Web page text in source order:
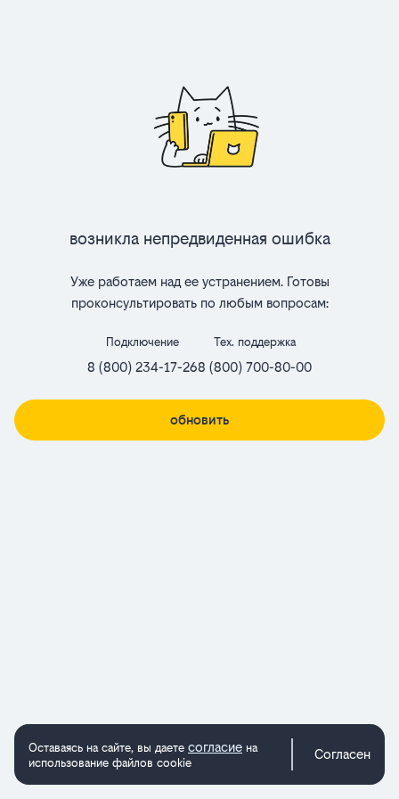
Возникла непредвиденная ошибка
Уже работаем над ее устранением. Готовы
проконсультировать по любым вопросам:
Подключение
8 (800) 234-17-26
Тех. поддержка
8 (800) 700-80-00
обновить
Оставаясь на сайте, вы даете согласие на
использование файлов cookie
Согласен